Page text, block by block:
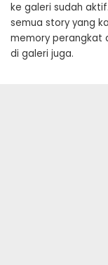
ke galeri sudah
semua story yang
memory perangkat
di galeri juga.